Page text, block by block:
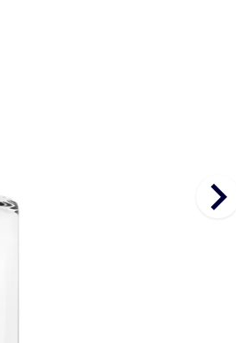
keyboard_arrow_right